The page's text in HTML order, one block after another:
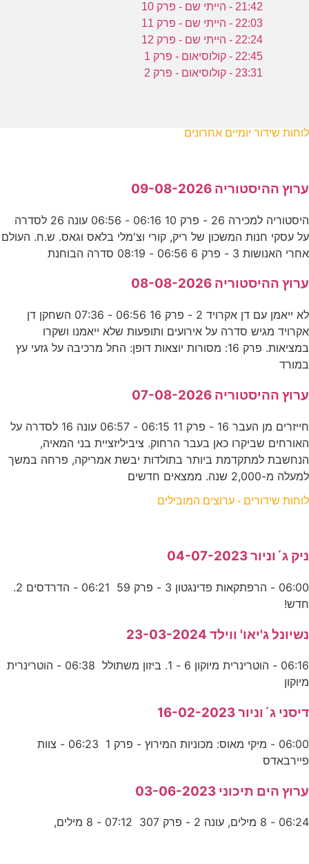
21:42 - הייתי שם - פרק 10
22:03 - הייתי שם - פרק 11
22:24 - הייתי שם - פרק 12
22:45 - קולוסיאום - פרק 1
23:31 - קולוסיאום - פרק 2
לוחות שידור יומיים אחרונים
ערוץ ההיסטוריה 09-08-2026
היסטוריה למכירה 26 - פרק 10 06:16 - 06:56 עונה 26 לסדרה
על עסקי חנות המשכון של ריק, קורי וצ'מלי בלאס וגאס. ש.ח. העולם
אחרי האנושות 3 - פרק 6 06:56 - 08:19 סדרה הבוחנת
ערוץ ההיסטוריה 08-08-2026
לא ייאמן עם דן אקרויד 2 - פרק 16 06:56 - 07:36 השחקן דן
אקרויד מגיש סדרה על אירועים ותופעות שלא ייאמנו ושקרו
במציאות. פרק 16: מסורות יוצאות דופן: החל מרכיבה על גזעי עץ
במורד
ערוץ ההיסטוריה 07-08-2026
חייזרים מן העבר 16 - פרק 11 06:15 - 06:57 עונה 16 לסדרה על
האורחים שביקרו כאן בעבר הרחוק. ציביליזציית בני המאיה,
הנחשבת למתקדמת ביותר בתולדות יבשת אמריקה, פרחה במשך
למעלה מ-2,000 שנה. ממצאים חדשים
לוחות שידורים - ערוצים המובילים
ניק ג´וניור 04-07-2023
06:00 - הרפתקאות פדינגטון 3 - פרק 59 06:21 - הדרדסים 2.
חדש!
נשיונל ג'יאו' ווילד 23-03-2024
06:16 - הוטרינרית מיוקון 6 - 1. ביזון משתולל 06:38 - הוטרינרית
מיוקון
דיסני ג´וניור 16-02-2023
06:00 - מיקי מאוס: מכוניות המירוץ - פרק 1 06:23 - צוות
פיירבאדס
ערוץ הים תיכוני 03-06-2023
06:24 - 8 מילים, עונה 2 - פרק 307 07:12 - 8 מילים,